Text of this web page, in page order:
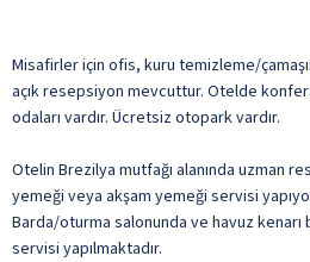
Misafirler için ofis, kuru temizleme/
açık resepsiyon mevcuttur. Otelde
odaları vardır. Ücretsiz otopark vardır.
Otelin Brezilya mutfağı alanında uzman
yemeği veya akşam yemeği servisi
Barda/oturma salonunda ve havuz
servisi yapılmaktadır.